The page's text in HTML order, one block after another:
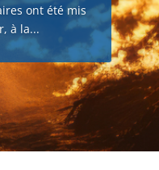
ont été mis
à la...